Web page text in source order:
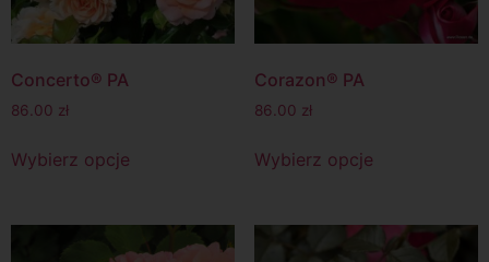
Concerto® PA
86.00 zł
Wybierz opcje
Corazon® PA
86.00 zł
Wybierz opcje